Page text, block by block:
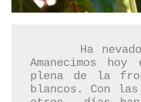
Amanecimos
plena de la
blancos. Con